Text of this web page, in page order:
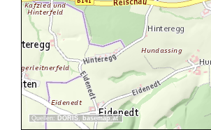
Quellen: DORIS, basemap.at